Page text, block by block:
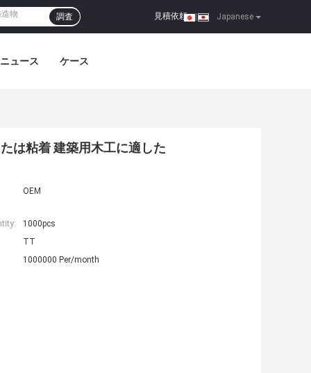
Japanese
見積依頼 |
調査
ニュース ケース
は粘着 建築用木工に適した
OEM
1000pcs
TT
1000000 Per/month